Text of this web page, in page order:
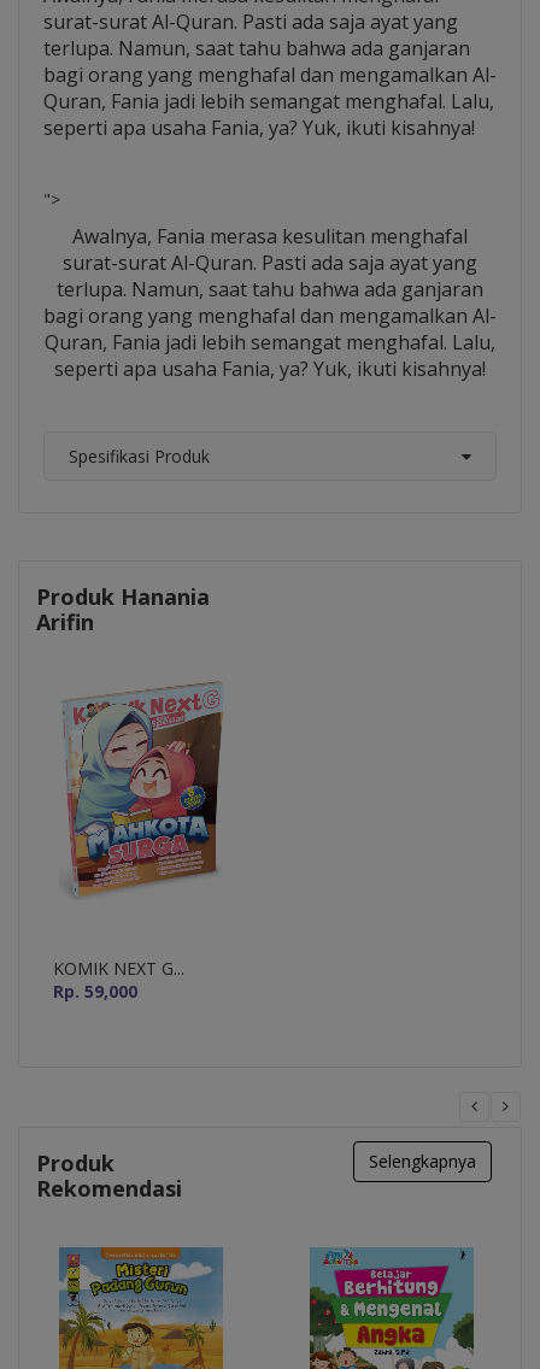
surat-surat Al-Quran. Pasti ada saja ayat yang
terlupa. Namun, saat tahu bahwa ada ganjaran
bagi orang yang menghafal dan mengamalkan Al-
Quran, Fania jadi lebih semangat menghafal. Lalu,
seperti apa usaha Fania, ya? Yuk, ikuti kisahnya!
">
Awalnya, Fania merasa kesulitan menghafal
surat-surat Al-Quran. Pasti ada saja ayat yang
terlupa. Namun, saat tahu bahwa ada ganjaran
bagi orang yang menghafal dan mengamalkan Al-
Quran, Fania jadi lebih semangat menghafal. Lalu,
seperti apa usaha Fania, ya? Yuk, ikuti kisahnya!
Spesifikasi Produk
Produk Hanania
Arifin
KOMIK NEXT G...
Rp. 59,000
Produk
Rekomendasi
Selengkapnya